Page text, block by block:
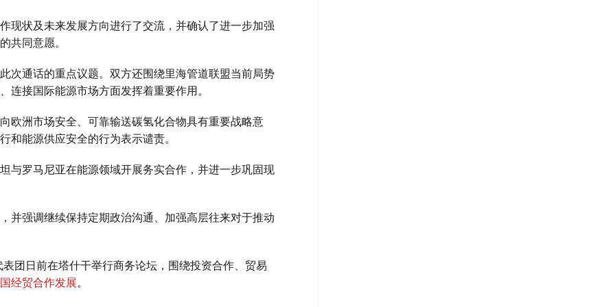
现状及未来发展方向进行了交流，并确认了进一步加强
共同意愿。
次通话的重点议题。双方还围绕里海管道联盟当前局势
连接国际能源市场方面发挥着重要作用。
欧洲市场安全、可靠输送碳氢化合物具有重要战略意
和能源供应安全的行为表示谴责。
与罗马尼亚在能源领域开展务实合作，并进一步巩固现
并强调继续保持定期政治沟通、加强高层往来对于推动
团日前在塔什干举行商务论坛，围绕投资合作、贸易
经贸合作发展。